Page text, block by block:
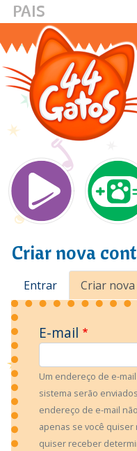
PAIS
Main navigation
Criar nova
Abas
primárias
Entrar Criar
E-mail
Um endereço de e-
sistema serão
endereço de e-mail
apenas se você
quiser receber